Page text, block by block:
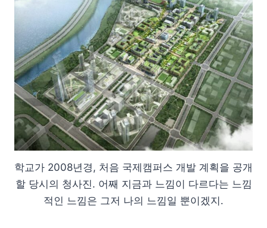
학교가 2008년경, 처음 국제캠퍼스 개발 계획을 공개
할 당시의 청사진. 어째 지금과 느낌이 다르다는 느낌
적인 느낌은 그저 나의 느낌일 뿐이겠지.